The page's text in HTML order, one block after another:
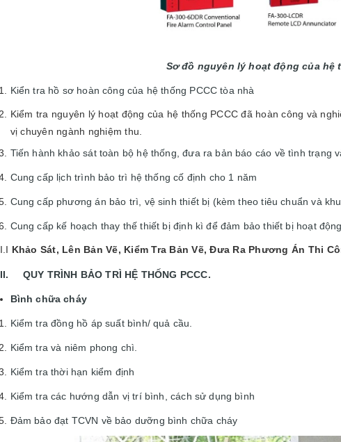
Sơ đồ nguyên lý hoạt động của hệ
Kiển tra hồ sơ hoàn công của hệ thống PCCC tòa nhà
Kiểm tra nguyên lý hoạt động của hệ thống PCCC đã hoàn công và
vị chuyên ngành nghiệm thu.
Tiến hành khảo sát toàn bộ hệ thống, đưa ra bản báo cáo về tình trạng
Cung cấp lịch trình bảo trì hệ thống cố định cho 1 năm
Cung cấp phương án bảo trì, vệ sinh thiết bị (kèm theo tiêu chuẩn và
Cung cấp kế hoạch thay thế thiết bị định kì để đảm bảo thiết bị hoạt
I.I Khảo Sát, Lên Bản Vẽ, Kiểm Tra Bản Vẽ, Đưa Ra Phương Án Thi
II. QUY TRÌNH BẢO TRÌ HỆ THỐNG PCCC.
Bình chữa cháy
Kiểm tra đồng hồ áp suất bình/ quả cầu.
Kiểm tra và niêm phong chì.
Kiểm tra thời hạn kiểm định
Kiểm tra các hướng dẫn vị trí bình, cách sử dụng bình
Đảm bảo đạt TCVN về bảo dưỡng bình chữa cháy